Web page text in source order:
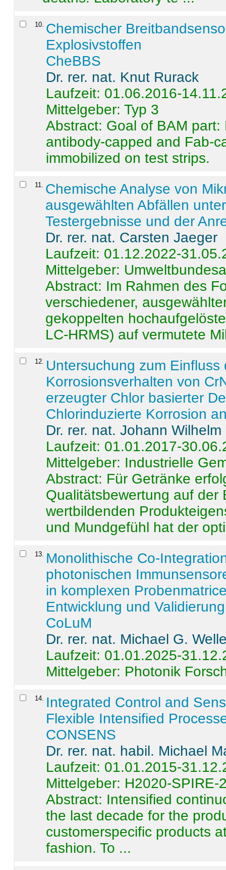
10 Chemischer
Explosivstoffen
CheBBS
Dr. rer. nat. Knut Rurack
Laufzeit: 01.06.2016-
Mittelgeber: Typ 3
Abstract: Goal of BAM
antibody-capped and Fab-
immobilized on test strips.
11
Chemische Analyse von
ausgewählten Abfällen
Testergebnisse und der
Dr. rer. nat. Carsten Jaeger
Laufzeit: 01.12.2022-
Mittelgeber:
Abstract: Im Rahmen des
verschiedener,
gekoppelten
LC-HRMS) auf vermutete
12
Untersuchung zum
Korrosionsverhalten von
erzeugter Chlor basierter
Chlorinduzierte Korrosion
Dr. rer. nat. Johann
Laufzeit: 01.01.2017-
Mittelgeber: Industrielle
Abstract: Für Getränke
Qualitätsbewertung auf der
wertbildenden
und Mundgefühl hat der
13
Monolithische Co-
photonischen
in komplexen
Entwicklung und
CoLuM
Dr. rer. nat. Michael G.
Laufzeit: 01.01.2025-
Mittelgeber: Photonik
14
Integrated Control and
Flexible Intensified
CONSENS
Dr. rer. nat. habil. Michael
Laufzeit: 01.01.2015-
Mittelgeber: H2020-SPIRE-
Abstract: Intensified
the last decade for the
customerspecific products
fashion. To ...